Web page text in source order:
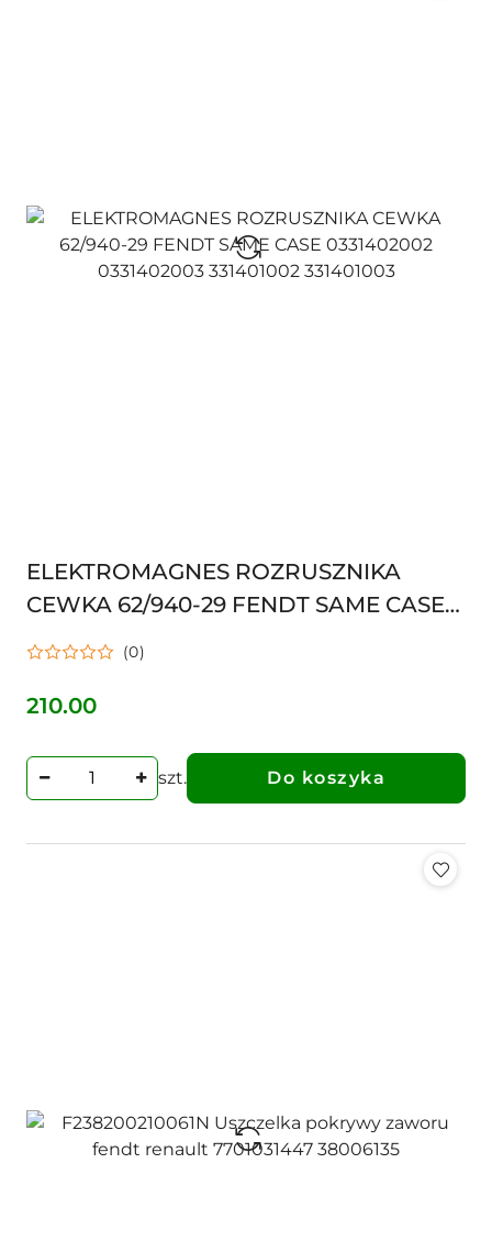
ELEKTROMAGNES ROZRUSZNIKA
CEWKA 62/940-29 FENDT SAME CASE
0331402002 0331402003 331401002
(0)
Cena:
210.00
szt. Do koszyka